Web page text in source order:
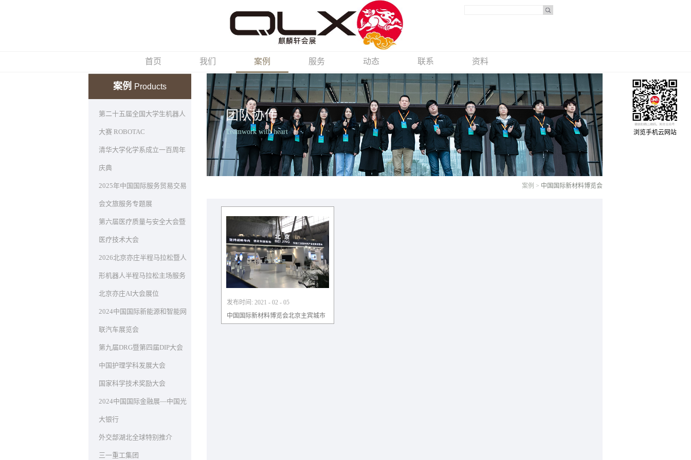
首页 我们 案例 服务 动态 联系 资料
案例 Products
第二十五届全国大学生机器人
大赛 ROBOTAC
清华大学化学系成立一百周年
庆典
2025年中国国际服务贸易交易
会文旅服务专题展
第六届医疗质量与安全大会暨
医疗技术大会
2026北京亦庄半程马拉松暨人
形机器人半程马拉松主场服务
北京亦庄AI大会展位
2024中国国际新能源和智能网
联汽车展览会
第九届DRG暨第四届DIP大会
中国护理学科发展大会
国家科学技术奖励大会
2024中国国际金融展—中国光
大银行
外交部湖北全球特别推介
三一重工集团
团队协作
Teamwork with heart
案例 > 中国国际新材料博览会
中国国际新材料博览会北京主宾城市
发布时间: 2021 - 02 - 05
浏览手机云网站